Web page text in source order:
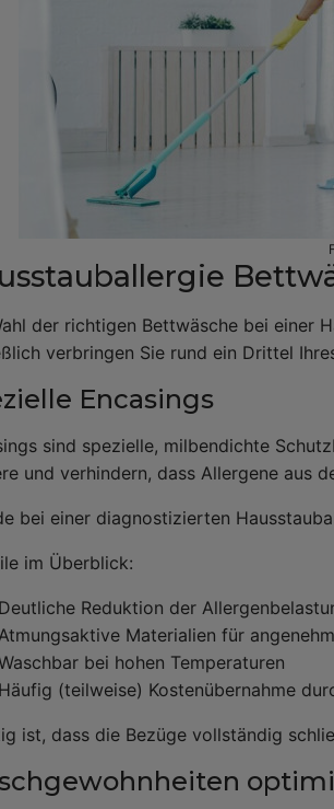
der richtigen Bettwäsche bei einer
verbringen Sie rund ein Drittel
Encasings
sind spezielle, milbendichte
und verhindern, dass Allergene aus
bei einer diagnostizierten
im Überblick:
Deutliche Reduktion der
Atmungsaktive Materialien für
bei hohen Temperaturen
Häufig (teilweise) Kostenübernahme
ist, dass die Bezüge vollständig